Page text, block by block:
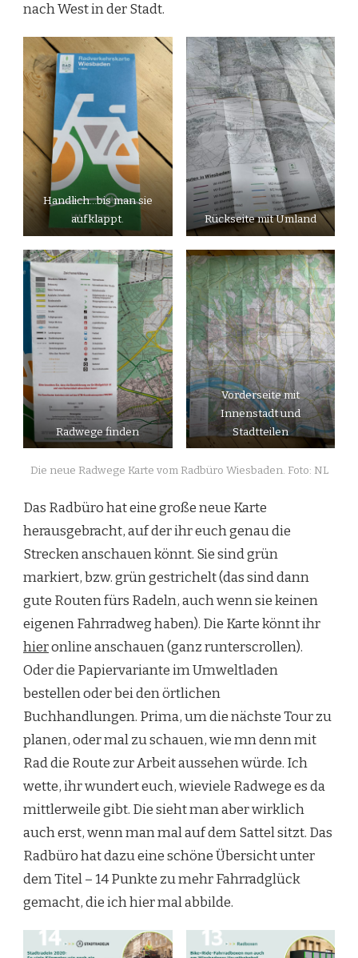
nach West in der Stadt.
Handlich…bis man sie
aufklappt.
Rückseite mit Umland
Radwege finden
Vorderseite mit
Innenstadt und
Stadtteilen
Die neue Radwege Karte vom Radbüro Wiesbaden. Foto: NL
Das Radbüro hat eine große neue Karte
herausgebracht, auf der ihr euch genau die
Strecken anschauen könnt. Sie sind grün
markiert, bzw. grün gestrichelt (das sind dann
gute Routen fürs Radeln, auch wenn sie keinen
eigenen Fahrradweg haben). Die Karte könnt ihr
hieronline anschauen (ganz runterscrollen).
Oder die Papiervariante im Umweltladen
bestellen oder bei den örtlichen
Buchhandlungen. Prima, um die nächste Tour zu
planen, oder mal zu schauen, wie mn denn mit
Rad die Route zur Arbeit aussehen würde. Ich
wette, ihr wundert euch, wieviele Radwege es da
mittlerweile gibt. Die sieht man aber wirklich
auch erst, wenn man mal auf dem Sattel sitzt. Das
Radbüro hat dazu eine schöne Übersicht unter
dem Titel – 14 Punkte zu mehr Fahrradglück
gemacht, die ich hier mal abbilde.